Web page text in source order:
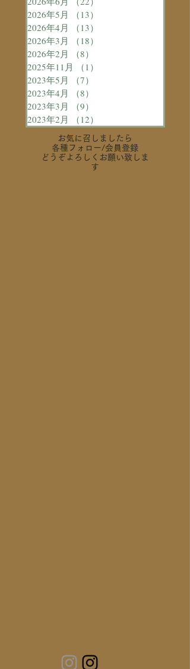
2026年5月
（13）
2026年4月
（13）
2026年3月
（18）
2026年2月
（8）
2025年11月
（1）
2023年5月
（7）
2023年4月
（8）
2023年3月
（9）
2023年2月
（12）
お気に召しましたら
各種フォロー/会員登録
どうぞよろしくお願い致しま
す